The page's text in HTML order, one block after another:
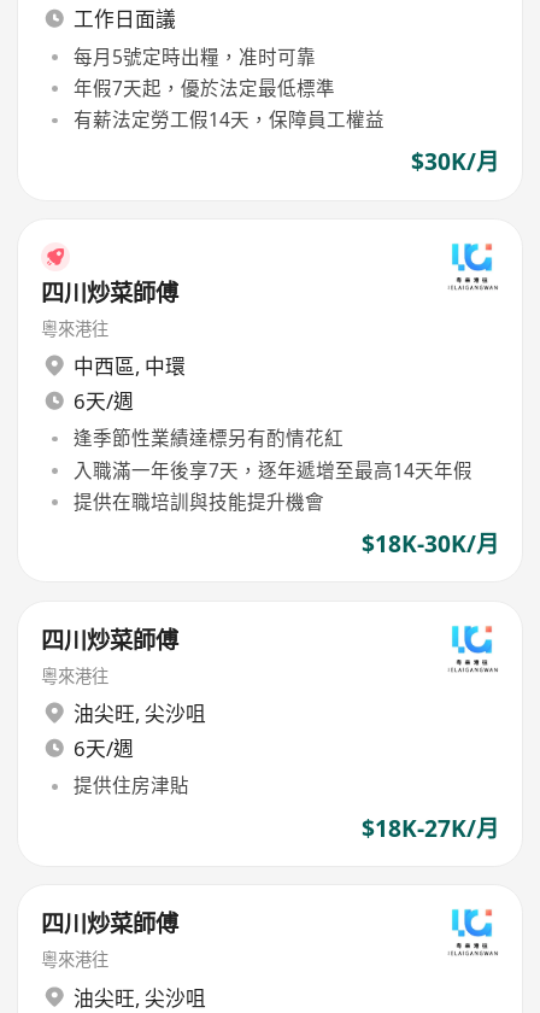
工作日面議
每月5號定時出糧，准时可靠
年假7天起，優於法定最低標準
有薪法定勞工假14天，保障員工權益
$30K/月
四川炒菜師傅
粵來港往
中西區, 中環
6天/週
逢季節性業績達標另有酌情花紅
入職滿一年後享7天，逐年遞增至最高14天年假
提供在職培訓與技能提升機會
$18K-30K/月
四川炒菜師傅
粵來港往
油尖旺, 尖沙咀
6天/週
提供住房津貼
$18K-27K/月
四川炒菜師傅
粵來港往
油尖旺, 尖沙咀